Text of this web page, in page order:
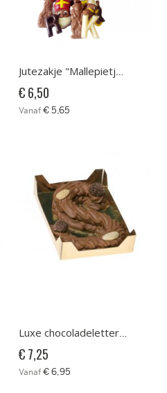
Jutezakje "Mallepietje"met sint chocolade
€ 6,50
Vanaf€ 5,65
€ 7,25
Vanaf€ 6,95